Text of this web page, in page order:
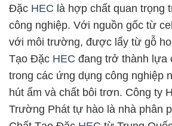
Đặc HEC là hợp chất quan trọng
công nghiệp. Với nguồn gốc từ
với môi trường, được lấy từ gỗ
Tạo Đặc HEC đang trở thành lựa
trong các ứng dụng công nghiệp
hút ẩm và chất bôi trơn. Công ty
Trường Phát tự hào là nhà phân